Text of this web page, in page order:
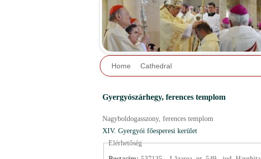
Home Cathedral
Gyergyószárhegy, ferences templom
Nagyboldogasszony, ferences templom
XIV. Gyergyói főesperesi kerület
Elérhetőség